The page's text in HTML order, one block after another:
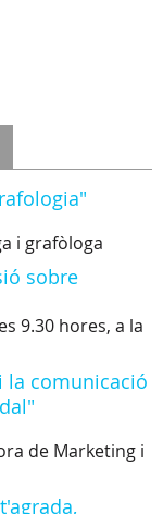
i grafòloga
sobre
9.30 hores, a la
la comunicació
de Marketing i